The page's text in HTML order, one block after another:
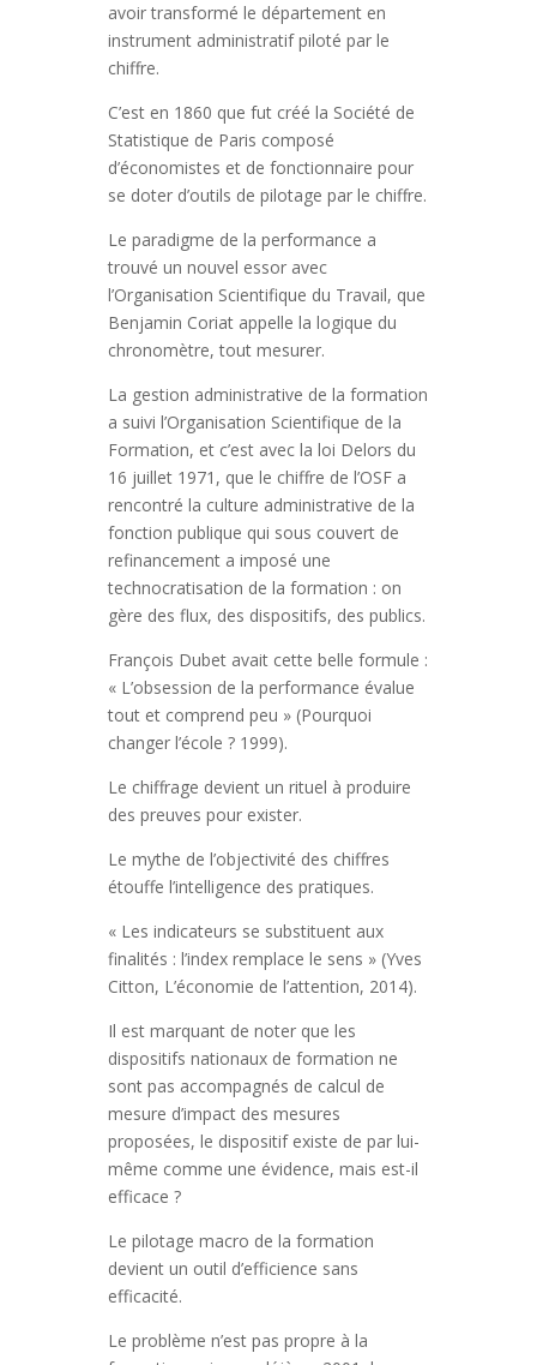
avoir transformé le département en
instrument administratif piloté par le
chiffre.
C’est en 1860 que fut créé la Société de
Statistique de Paris composé
d’économistes et de fonctionnaire pour
se doter d’outils de pilotage par le chiffre.
Le paradigme de la performance a
trouvé un nouvel essor avec
l’Organisation Scientifique du Travail, que
Benjamin Coriat appelle la logique du
chronomètre, tout mesurer.
La gestion administrative de la formation
a suivi l’Organisation Scientifique de la
Formation, et c’est avec la loi Delors du
16 juillet 1971, que le chiffre de l’OSF a
rencontré la culture administrative de la
fonction publique qui sous couvert de
refinancement a imposé une
technocratisation de la formation : on
gère des flux, des dispositifs, des publics.
François Dubet avait cette belle formule :
« L’obsession de la performance évalue
tout et comprend peu » (Pourquoi
changer l’école ? 1999).
Le chiffrage devient un rituel à produire
des preuves pour exister.
Le mythe de l’objectivité des chiffres
étouffe l’intelligence des pratiques.
« Les indicateurs se substituent aux
finalités : l’index remplace le sens » (Yves
Citton, L’économie de l’attention, 2014).
Il est marquant de noter que les
dispositifs nationaux de formation ne
sont pas accompagnés de calcul de
mesure d’impact des mesures
proposées, le dispositif existe de par lui-
même comme une évidence, mais est-il
efficace ?
Le pilotage macro de la formation
devient un outil d’efficience sans
efficacité.
Le problème n’est pas propre à la